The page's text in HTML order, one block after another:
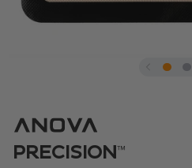
modal
PRECISION™